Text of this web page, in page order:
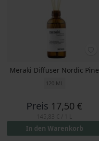
Meraki Diffuser Nordic Pine
120 ML
Preis 17,50 €
In den Warenkorb